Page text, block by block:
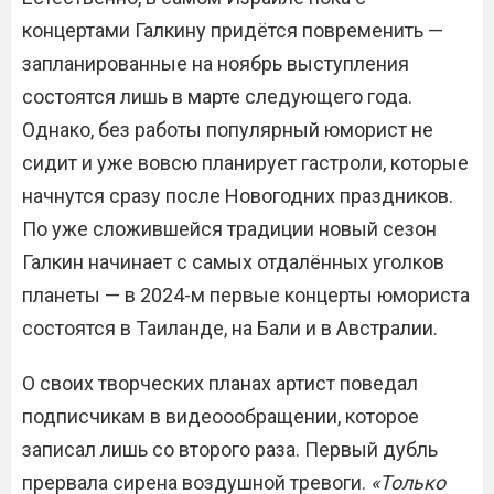
концертами Галкину придётся повременить —
запланированные на ноябрь выступления
состоятся лишь в марте следующего года.
Однако, без работы популярный юморист не
сидит и уже вовсю планирует гастроли, которые
начнутся сразу после Новогодних праздников.
По уже сложившейся традиции новый сезон
Галкин начинает с самых отдалённых уголков
планеты — в 2024-м первые концерты юмориста
состоятся в Таиланде, на Бали и в Австралии.
О своих творческих планах артист поведал
подписчикам в видеоообращении, которое
записал лишь со второго раза. Первый дубль
прервала сирена воздушной тревоги. «Только